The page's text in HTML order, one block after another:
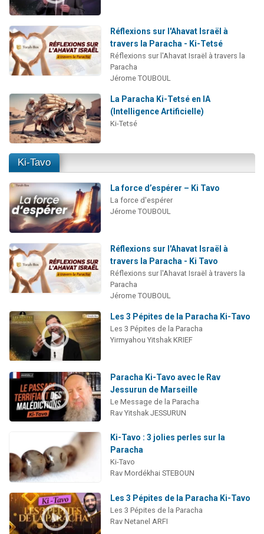
Réflexions sur l'Ahavat Israël à
travers la Paracha - Ki-Tetsé
Réflexions sur l'Ahavat Israël à travers la
Paracha
Jérome TOUBOUL
La Paracha Ki-Tetsé en IA
(Intelligence Artificielle)
Ki-Tetsé
Ki-Tavo
La force d’espérer – Ki Tavo
La force d'espérer
Jérome TOUBOUL
Réflexions sur l'Ahavat Israël à
travers la Paracha - Ki Tavo
Réflexions sur l'Ahavat Israël à travers la
Paracha
Jérome TOUBOUL
Les 3 Pépites de la Paracha Ki-Tavo
Les 3 Pépites de la Paracha
Yirmyahou Yitshak KRIEF
Paracha Ki-Tavo avec le Rav
Jessurun de Marseille
Le Message de la Paracha
Rav Yitshak JESSURUN
Ki-Tavo : 3 jolies perles sur la
Paracha
Ki-Tavo
Rav Mordékhai STEBOUN
Les 3 Pépites de la Paracha Ki-Tavo
Les 3 Pépites de la Paracha
Rav Netanel ARFI